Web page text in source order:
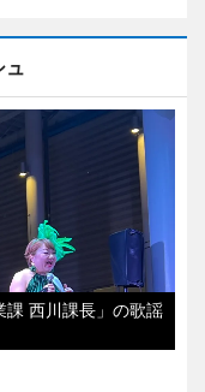
ュ
課 西川課長」の歌謡